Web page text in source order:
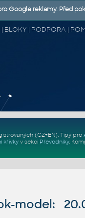
BLOKY | PODPORA |
(CZ+EN). Tipy pro
křivkyv sekci Převodníky.
model: 20.0
Google reklamy. Před